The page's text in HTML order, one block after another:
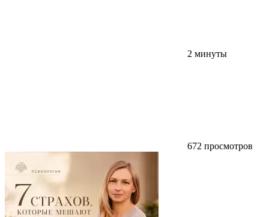
2 минуты
672 просмотров